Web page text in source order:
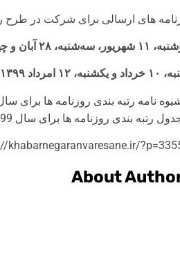
های ارسالی برای شرکت در طرح
۲۸ آبان و چهارشنبه، ۲۸ دی‌ماه ۱۳۹۸
۱۲ امرداد ۱۳۹۹
khabarnegaranvaresane.ir/
About